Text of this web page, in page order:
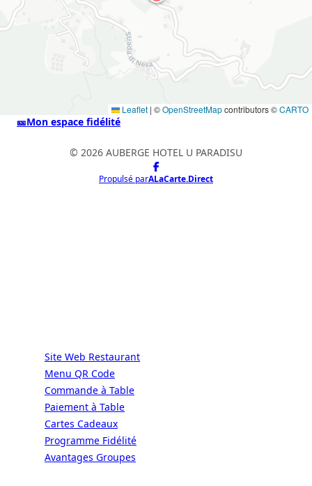
Leaflet | ©OpenStreetMapcontributors ©CARTO
🎫Mon espace fidélité
© 2026 AUBERGE HOTEL U PARADISU
Propulsé parALaCarte.Direct
Site Web Restaurant
Menu QR Code
Commande à Table
Paiement à Table
Cartes Cadeaux
Programme Fidélité
Avantages Groupes